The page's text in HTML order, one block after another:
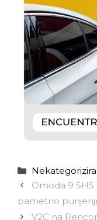
Kategorije
Omoda 9 SHS
pametno
V2C na